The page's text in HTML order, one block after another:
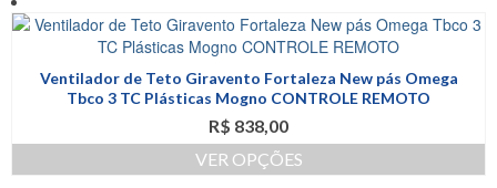
do
produto
tem
várias
As
opções
podem
ser
escolhidas
Ventilador de Teto Giravento Fortaleza New pás Omega
Tbco 3 TC Plásticas Mogno CONTROLE REMOTO
R$ 838,00
VER OPÇÕES